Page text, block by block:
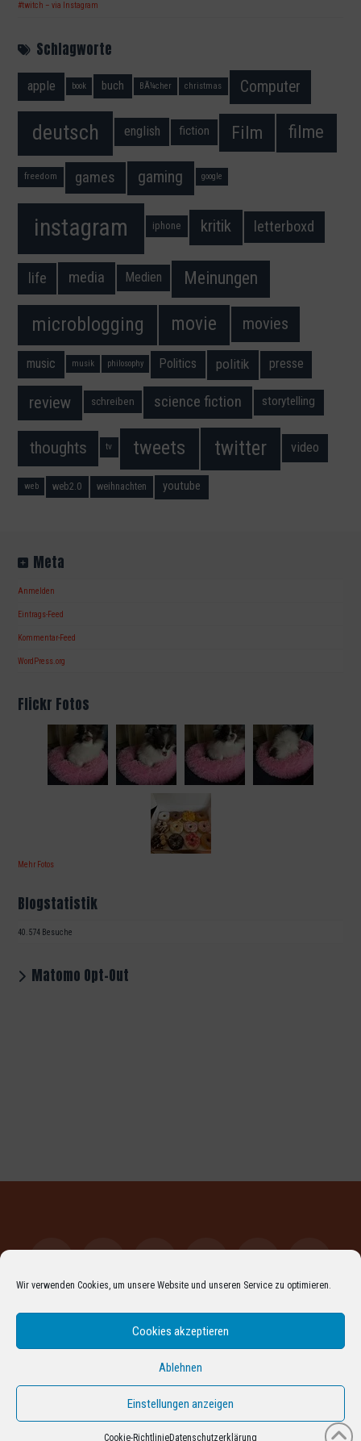
Wir verwenden Cookies, um unsere Website und unseren Service zu optimieren.
Cookies akzeptieren
Ablehnen
Einstellungen anzeigen
Cookie-RichtlinieDatenschutzerklärung
#twitch – via Instagram
Schlagworte
apple book buch BÃ¼cher christmas Computer
deutsch english fiction Film filme
freedom games gaming google
instagram iphone kritik letterboxd
life media Medien Meinungen
microblogging movie movies
music musik philosophy Politics politik presse
review schreiben science fiction storytelling
thoughts tv tweets twitter video
web web2.0 weihnachten youtube
Meta
Anmelden
Eintrags-Feed
Kommentar-Feed
WordPress.org
Flickr Fotos
Mehr Fotos
Blogstatistik
40.574 Besuche
Matomo Opt-Out
PinterestFlickr RSS
PROUDLY POWERED BY THE